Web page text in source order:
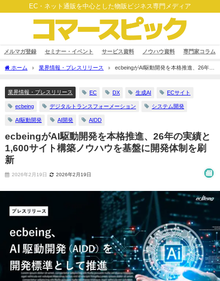
EC・ネット通販を中心とした物販ビジネス専門メディア
メルマガ登録 セミナー・イベント サービス資料 ノウハウ資料 専門家コラム
ホーム 業界情報・プレスリリース
ecbeingがAI駆動開発を本格推進、26年の
業界情報・プレスリリース EC DX 生成AI ECサイト
ecbeing デジタルトランスフォーメーション システム開発
AI駆動開発 AI開発 AIDD
ecbeingがAI駆動開発を本格推進、26年の実績と
1,600サイト構築ノウハウを基盤に開発体制を刷
新
2026年2月19日 2026年2月19日